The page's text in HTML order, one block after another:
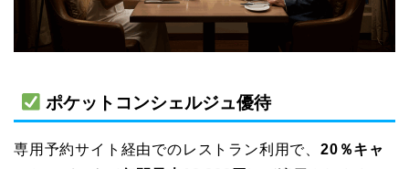
ポケットコンシェルジュ優待
専用予約サイト経由でのレストラン利用で、 20％キャ